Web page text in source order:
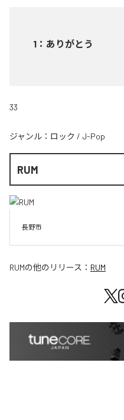
1 ： ありがとう
33
ジャンル： ロック / J-Pop
RUM
長野市
RUMの他のリリース： RUM